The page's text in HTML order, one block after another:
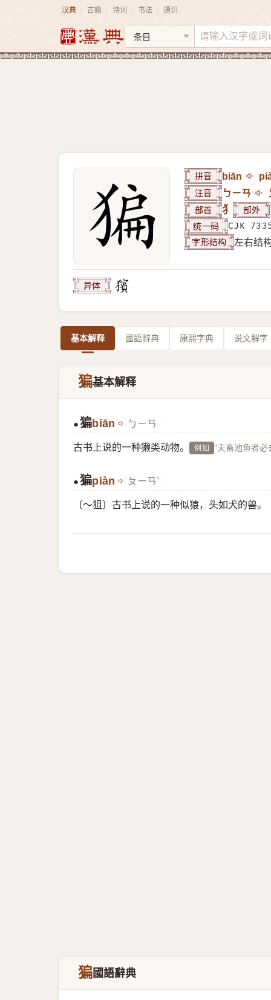
汉典 古籍 诗词 书法 通识
拼音 biān
注音 ㄅㄧㄢ
部首 犭 部外
统一码 CJK
字形结构 左右结
异体
基本解释 國語辭典 康熙字典 说文解字
猵基本解释
● 猵biān ㄅㄧㄢ
古书上说的一种獭类动物。 例如 “夫畜池鱼者必
● 猵piàn ㄆㄧㄢˋ
〔～狙〕古书上说的一种似猿，头如犬的兽。
猵國語辭典